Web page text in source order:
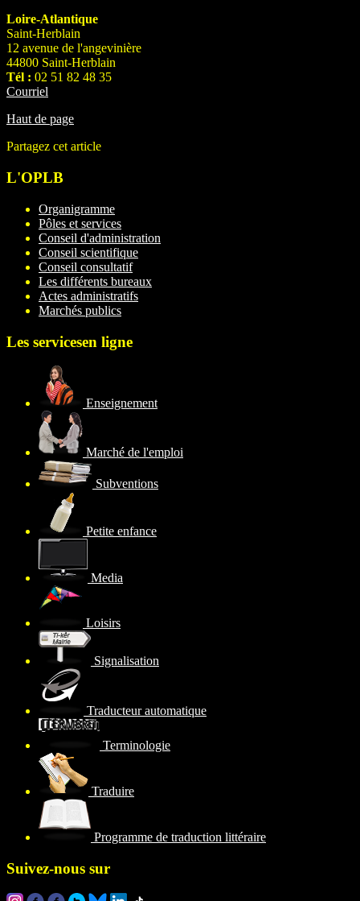
Loire-Atlantique
Saint-Herblain
12 avenue de l'angevinière
44800 Saint-Herblain
Tél : 02 51 82 48 35
Courriel
Haut de page
Partagez cet article
L'OPLB
Organigramme
Pôles et services
Conseil d'administration
Conseil scientifique
Conseil consultatif
Les différents bureaux
Actes administratifs
Marchés publics
Les servicesen ligne
Enseignement
Marché de l'emploi
Subventions
Petite enfance
Media
Loisirs
Signalisation
Traducteur automatique
Terminologie
Traduire
Programme de traduction littéraire
Suivez-nous sur